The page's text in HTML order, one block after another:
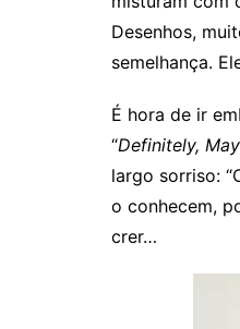
Desenhos,
semelhança.
É hora de ir
“Definitely,
largo sorriso:
o conhecem,
crer…